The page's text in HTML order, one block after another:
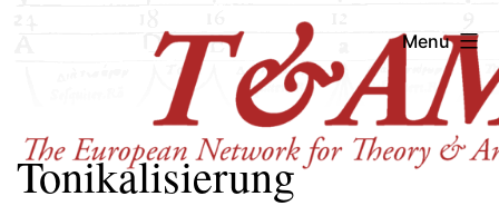
Menu
Tonikalisierung